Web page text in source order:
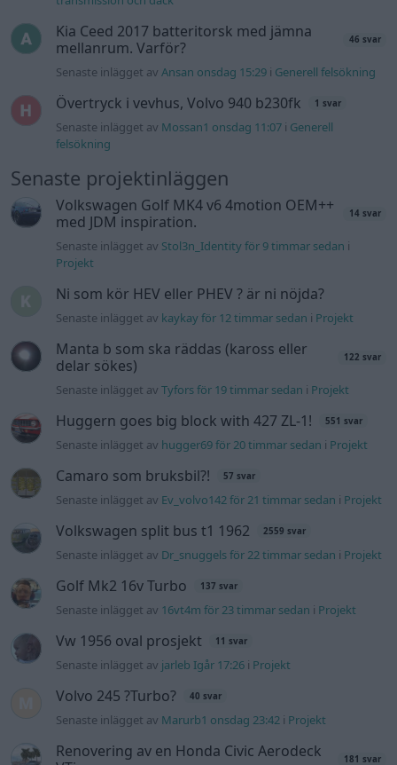
Kia Ceed 2017 batteritorsk med jämna
mellanrum. Varför?
46 svar
Senaste inlägget av Ansan onsdag 15:29 i Generell felsökning
Övertryck i vevhus, Volvo 940 b230fk 1 svar
Senaste inlägget av Mossan1 onsdag 11:07 i Generell
felsökning
Senaste projektinläggen
Volkswagen Golf MK4 v6 4motion OEM++
med JDM inspiration.
14 svar
Senaste inlägget av Stol3n_Identity för 9 timmar sedan i
Projekt
Ni som kör HEV eller PHEV ? är ni nöjda?
Senaste inlägget av kaykay för 12 timmar sedan i Projekt
Manta b som ska räddas (kaross eller
delar sökes)
122 svar
Senaste inlägget avTyfors för 19 timmar sedan i Projekt
Huggern goes big block with 427 ZL-1! 551 svar
Senaste inlägget av hugger69 för 20 timmar sedan i Projekt
Camaro som bruksbil?! 57 svar
Senaste inlägget av Ev_volvo142 för 21 timmar sedan i Projekt
Volkswagen split bus t1 1962 2559 svar
Senaste inlägget av Dr_snuggels för 22 timmar sedan i Projekt
Golf Mk2 16v Turbo 137 svar
Senaste inlägget av 16vt4m för 23 timmar sedan i Projekt
Vw 1956 oval prosjekt 11 svar
Senaste inlägget av jarleb Igår 17:26 i Projekt
Volvo 245 ?Turbo? 40 svar
Senaste inlägget av Marurb1 onsdag 23:42 i Projekt
Renovering av en Honda Civic Aerodeck
181 svar